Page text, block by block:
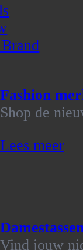
Fashion
Shop de
Lees meer
Vind jouw